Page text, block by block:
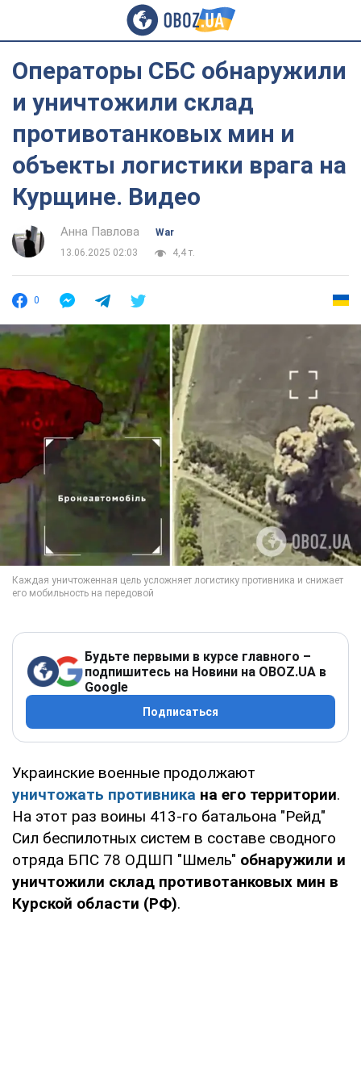
Операторы СБС обнаружили
и уничтожили склад
противотанковых мин и
объекты логистики врага на
Курщине. Видео
Анна Павлова
War
13.06.2025 02:03
4,4 т.
0
Будьте первыми в курсе главного –
подпишитесь на Новини на OBOZ.UA в
Google
Подписаться
Украинские военные продолжают
уничтожать противника на его территории.
На этот раз воины 413-го батальона "Рейд"
Сил беспилотных систем в составе сводного
отряда БПС 78 ОДШП "Шмель" обнаружили и
уничтожили склад противотанковых мин в
Курской области (РФ).